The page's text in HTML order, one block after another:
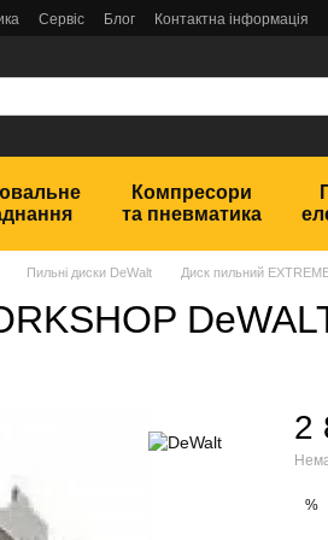
Сервіс Блог Контактна інформація
Компресори
та пневматика
Пильні диски DeWalt Диск пильний
2
%